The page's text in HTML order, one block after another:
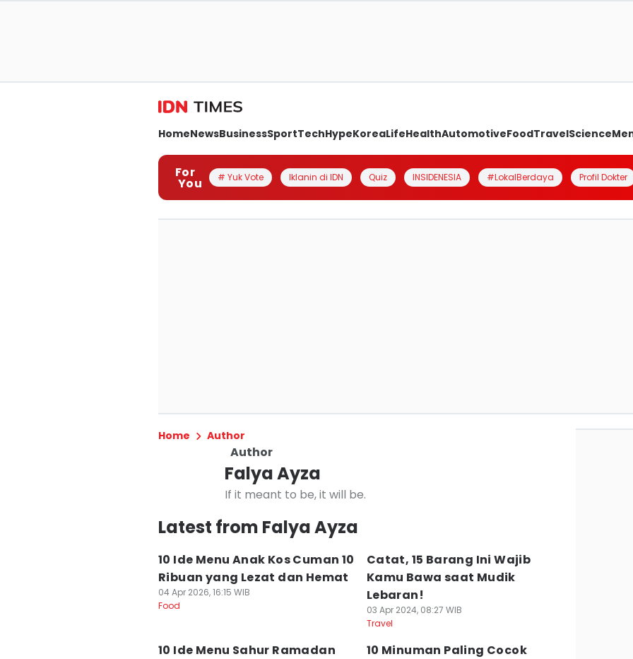
HomeNewsBusinessSportTechHypeKoreaLifeHealthAutomotiveFoodTravelScience
For
You # Yuk Vote Iklanin di IDN Quiz INSIDENESIA #LokalBerdaya Profil Dokter
Home Author
Author
Falya Ayza
If it meant to be, it will be.
Latest from Falya Ayza
10 Ide Menu Anak Kos Cuman 10
Ribuan yang Lezat dan Hemat
04 Apr 2026, 16:15 WIB
Food
Catat, 15 Barang Ini Wajib
Kamu Bawa saat Mudik
Lebaran!
03 Apr 2024, 08:27 WIB
Travel
10 Ide Menu Sahur Ramadan
10 Minuman Paling Cocok